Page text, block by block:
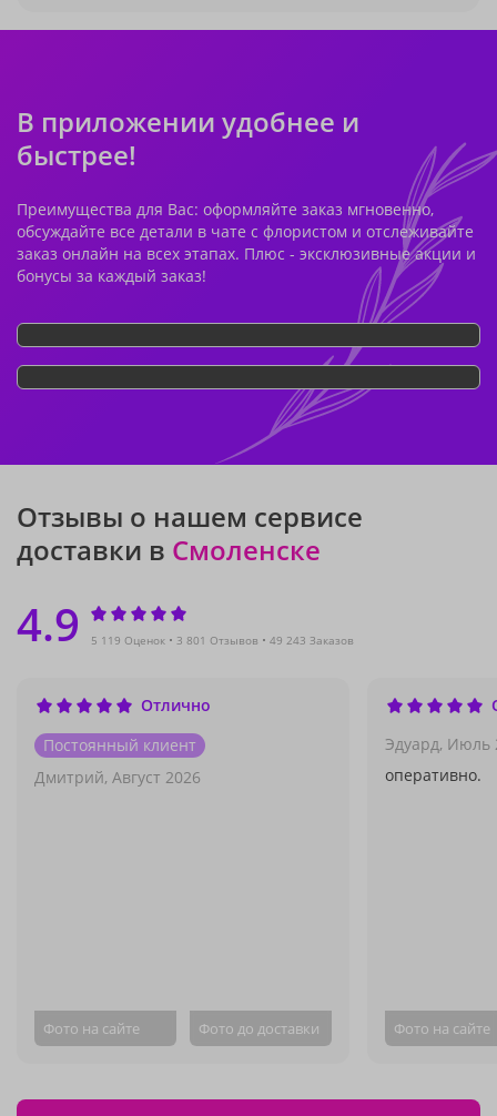
В приложении удобнее и
быстрее!
Преимущества для Вас: оформляйте заказ мгновенно,
обсуждайте все детали в чате с флористом и отслеживайте
заказ онлайн на всех этапах. Плюс - эксклюзивные акции и
бонусы за каждый заказ!
Отзывы о нашем сервисе
доставки в Смоленске
4.9 5 119 Оценок 3 801 Отзывов 49 243 Заказов
Отлично
Постоянный клиент
Дмитрий, Август 2026
Фото на сайте Фото до доставки
Эдуард, Июль
оперативно.
Фото на сайте